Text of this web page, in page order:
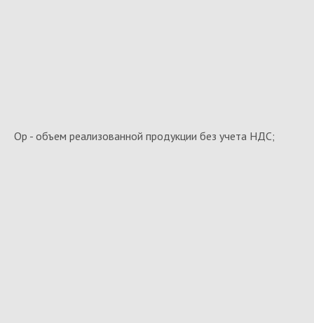
Ор - объем реализованной продукции без учета НДС;